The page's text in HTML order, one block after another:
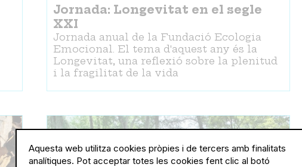
Jornada: Longevitat en el segle
XXI
Jornada anual de la Fundació Ecologia
Emocional. El tema d'aquest any és la
Longevitat, una reflexió sobre la plenitud
i la fragilitat de la vida
Aquesta web utilitza cookies pròpies i de tercers amb finalitats
analítiques. Pot acceptar totes les cookies fent clic al botó